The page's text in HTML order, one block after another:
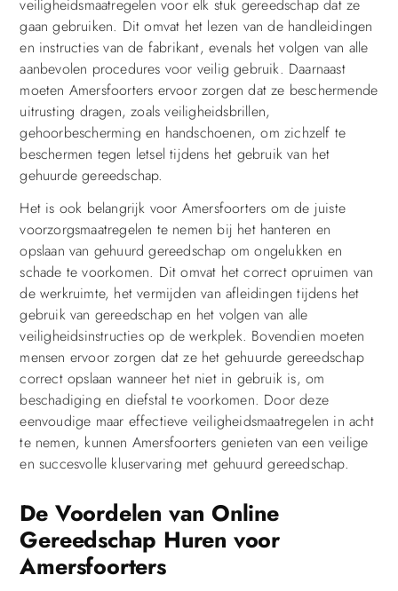
veiligheidsmaatregelen voor elk stuk gereedschap dat ze
gaan gebruiken. Dit omvat het lezen van de handleidingen
en instructies van de fabrikant, evenals het volgen van alle
aanbevolen procedures voor veilig gebruik. Daarnaast
moeten Amersfoorters ervoor zorgen dat ze beschermende
uitrusting dragen, zoals veiligheidsbrillen,
gehoorbescherming en handschoenen, om zichzelf te
beschermen tegen letsel tijdens het gebruik van het
gehuurde gereedschap.
Het is ook belangrijk voor Amersfoorters om de juiste
voorzorgsmaatregelen te nemen bij het hanteren en
opslaan van gehuurd gereedschap om ongelukken en
schade te voorkomen. Dit omvat het correct opruimen van
de werkruimte, het vermijden van afleidingen tijdens het
gebruik van gereedschap en het volgen van alle
veiligheidsinstructies op de werkplek. Bovendien moeten
mensen ervoor zorgen dat ze het gehuurde gereedschap
correct opslaan wanneer het niet in gebruik is, om
beschadiging en diefstal te voorkomen. Door deze
eenvoudige maar effectieve veiligheidsmaatregelen in acht
te nemen, kunnen Amersfoorters genieten van een veilige
en succesvolle kluservaring met gehuurd gereedschap.
De Voordelen van Online
Gereedschap Huren voor
Amersfoorters